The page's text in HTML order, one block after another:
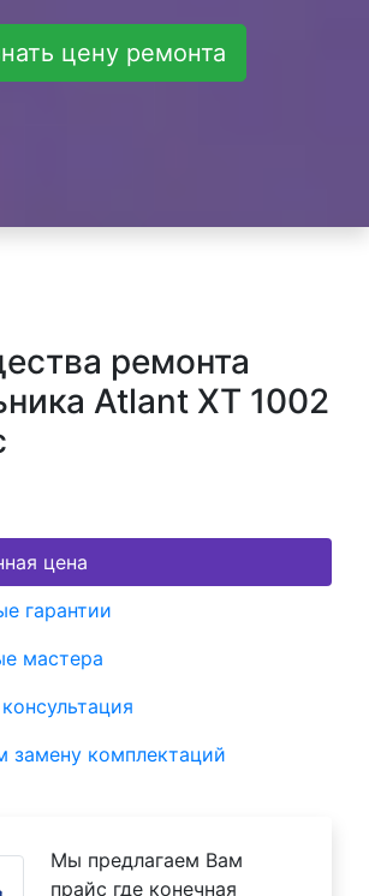
цену ремонта
ремонта
Atlant XT 1002
цена
гарантии
мастера
замену комплектаций
Мы предлагаем Вам
прайс где конечная